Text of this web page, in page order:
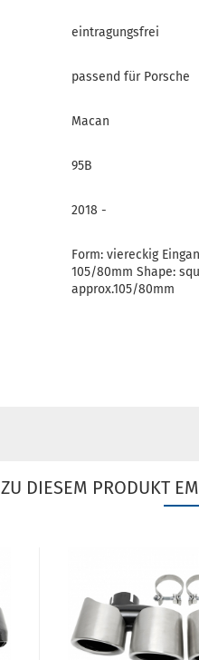
eintragungsfrei
passend für Porsche
Macan
95B
2018 -
Form: viereckig
105/80mm Shape:
approx.105/80mm
ZU DIESEM PRODUKT